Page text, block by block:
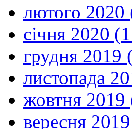
лютого 2020
січня 2020
грудня 2019
листопада
жовтня 2019
вересня